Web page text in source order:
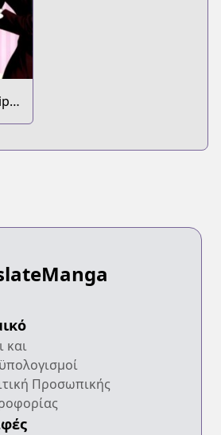
no
και
Προσωπικής